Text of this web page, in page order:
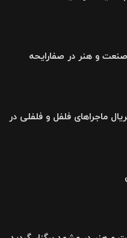
و هنر در صفارایحه
ماجراهای فلفل و فلفلی در